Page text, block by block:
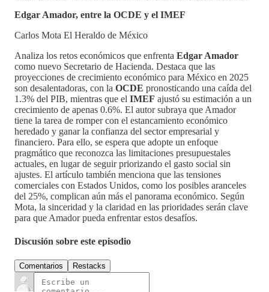
Edgar Amador, entre la OCDE y el IMEF
Carlos Mota El Heraldo de México
Analiza los retos económicos que enfrenta Edgar Amador
como nuevo Secretario de Hacienda. Destaca que las
proyecciones de crecimiento económico para México en 2025
son desalentadoras, con la OCDE pronosticando una caída del
1.3% del PIB, mientras que el IMEF ajustó su estimación a un
crecimiento de apenas 0.6%. El autor subraya que Amador
tiene la tarea de romper con el estancamiento económico
heredado y ganar la confianza del sector empresarial y
financiero. Para ello, se espera que adopte un enfoque
pragmático que reconozca las limitaciones presupuestales
actuales, en lugar de seguir priorizando el gasto social sin
ajustes. El artículo también menciona que las tensiones
comerciales con Estados Unidos, como los posibles aranceles
del 25%, complican aún más el panorama económico. Según
Mota, la sinceridad y la claridad en las prioridades serán clave
para que Amador pueda enfrentar estos desafíos.
Discusión sobre este episodio
Comentarios Restacks